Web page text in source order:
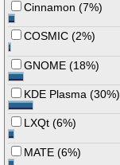
Cinnamon (7%)
COSMIC (2%)
GNOME (18%)
KDE Plasma (30%)
LXQt (6%)
MATE (6%)